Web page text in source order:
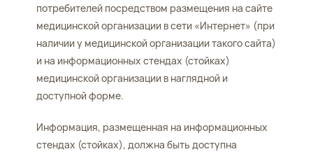
потребителей посредством размещения на сайте
медицинской организации в сети «Интернет» (при
наличии у медицинской организации такого сайта)
и на информационных стендах (стойках)
медицинской организации в наглядной и
доступной форме.
Информация, размещенная на информационных
стендах (стойках), должна быть доступна